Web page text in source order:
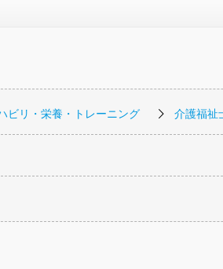
ビリ・栄養・トレーニング 介護福祉